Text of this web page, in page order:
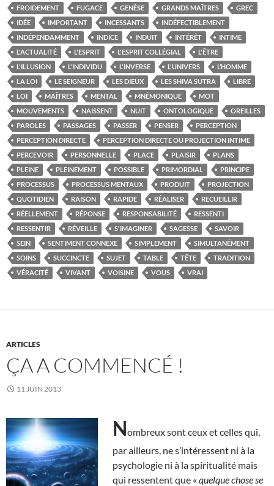
FROIDEMENT FUGACE GENÈSE GRANDS MAÎTRES
GREC
IDÉE
IMPORTANT INCESSANTS
INDÉFECTIBLEMENT
INDÉPENDAMMENT
INDICE INDUIT INTÉRÊT
INTIME
L'ACTUALITÉ
L'ESPRIT L'ESPRIT COLLÉGIAL
L'ÊTRE
L'ILLUSION
L'INDIVIDU L'INVERSE L'UNIVERS
L’HOMME
LA LOI
LE SEIGNEUR LES DIEUX LES SHIVA SUTRA
LIBRE
LOI
MAÎTRES MENTAL MNÉMONIQUE
MOT
MOUVEMENTS
NAISSENT NUIT ONTOLOGIQUE
OREILLES
PAROLES
PASSAGES PASSER PENSER
PERCEPTION
PERCEPTION DIRECTE
PERCEPTION DIRECTE OU PROJECTION INTIME
PERCEVOIR
PERSONNELLE PLACE PLAISIR
PLANS
PLEINE
PLEINEMENT POSSIBLE PRIMORDIAL
PRINCIPE
PROCESSUS
PROCESSUS MENTAUX PRODUIT
PROJECTION
QUOTIDIEN
RAISON RAPIDE RÉALISER
RECUEILLIR
RÉELLEMENT
RÉPONSE RESPONSABILITÉ
RESSENTI
RESSENTIR
RÉVEILLE S'IMAGINER SAGESSE
SAVOIR
SEIN
SENTIMENT CONNEXE SIMPLEMENT
SIMULTANÉMENT
SOINS
SUCCINCTE SUJET TABLE TÊTE
TRADITION
VÉRACITÉ
VIVANT VOISINE VOUS VRAI
ARTICLES
ÇA A COMMENCÉ !
11 JUIN 2013
Nombreux sont ceux et celles qui,
par ailleurs, ne s’intéressent ni à la
psychologie ni à la spiritualité mais
qui ressentent que « quelque chose se